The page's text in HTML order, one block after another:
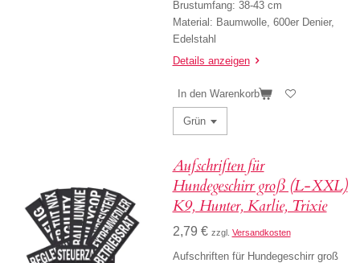
Brustumfang: 38-43 cm
Material: Baumwolle, 600er Denier,
Edelstahl
Details anzeigen
In den Warenkorb
Aufschriften für
Hundegeschirr groß (L-XXL)
K9, Hunter, Karlie, Trixie
2,79 € zzgl. Versandkosten
Aufschriften für Hundegeschirr groß